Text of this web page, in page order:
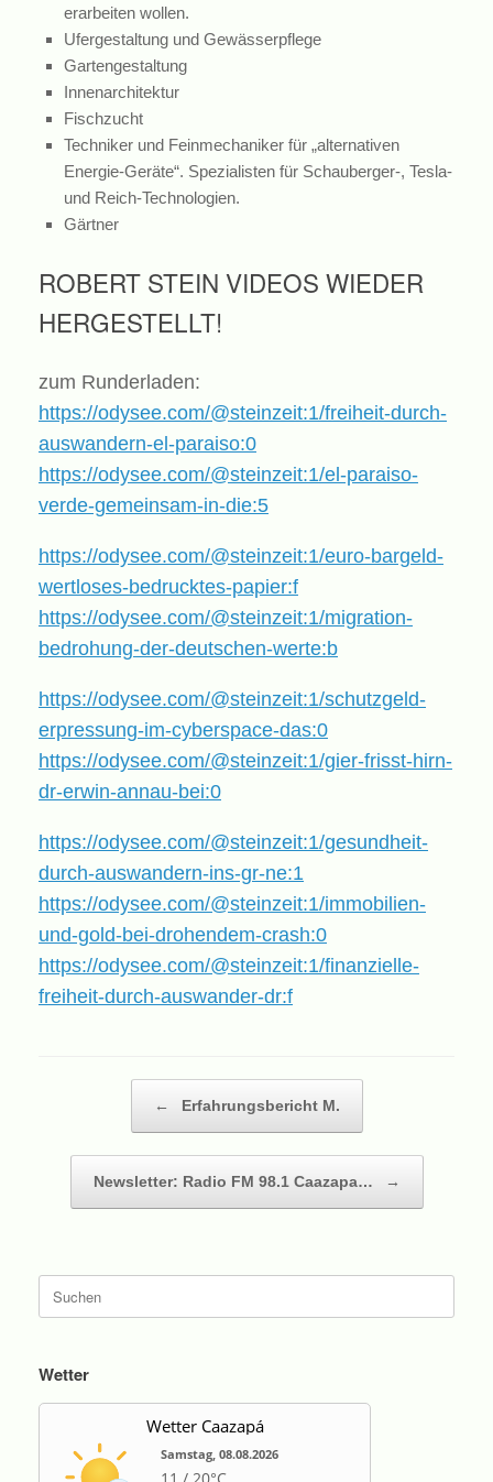
erarbeiten wollen.
Ufergestaltung und Gewässerpflege
Gartengestaltung
Innenarchitektur
Fischzucht
Techniker und Feinmechaniker für „alternativen
Energie-Geräte“. Spezialisten für Schauberger-, Tesla-
und Reich-Technologien.
Gärtner
ROBERT STEIN VIDEOS WIEDER
HERGESTELLT!
zum Runderladen:
https://odysee.com/@steinzeit:1/freiheit-durch-
auswandern-el-paraiso:0
https://odysee.com/@steinzeit:1/el-paraiso-
verde-gemeinsam-in-die:5
https://odysee.com/@steinzeit:1/euro-bargeld-
wertloses-bedrucktes-papier:f
https://odysee.com/@steinzeit:1/migration-
bedrohung-der-deutschen-werte:b
https://odysee.com/@steinzeit:1/schutzgeld-
erpressung-im-cyberspace-das:0
https://odysee.com/@steinzeit:1/gier-frisst-hirn-
dr-erwin-annau-bei:0
https://odysee.com/@steinzeit:1/gesundheit-
durch-auswandern-ins-gr-ne:1
https://odysee.com/@steinzeit:1/immobilien-
und-gold-bei-drohendem-crash:0
https://odysee.com/@steinzeit:1/finanzielle-
freiheit-durch-auswander-dr:f
Beitragsnavigation
← Erfahrungsbericht M.
Newsletter: Radio FM 98.1 Caazapa… →
nach:
Wetter
Wetter Caazapá
Samstag, 08.08.2026
11 / 20°C